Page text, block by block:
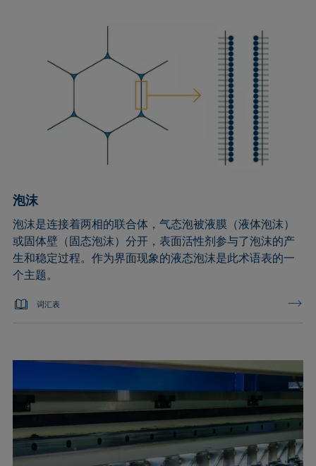
泡沫
泡沫是连接着两相的联合体，气态泡被液膜（液体泡沫）
或固体壁（固态泡沫）分开，表面活性剂参与了泡沫的产
生和稳定过程。作为界面现象的液态泡沫是此术语表的一
个主题。
词汇表